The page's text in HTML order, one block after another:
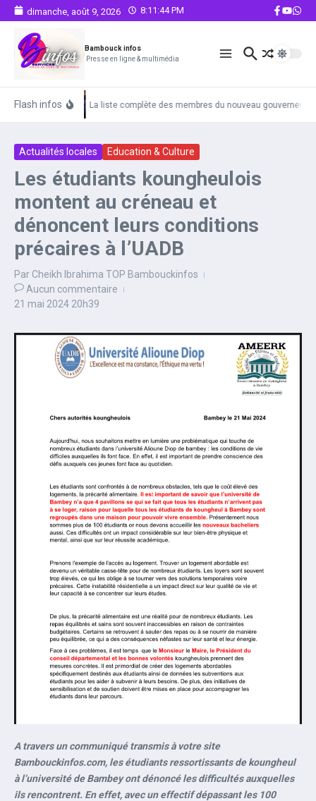
Aller au contenu
dimanche, août 9, 2026 8:11:44 PM
Bambouck infos
Presse en ligne & multimédia
Flash infos La liste complète des membres du nouveau gouvernement
Actualités locales Education & Culture
Les étudiants koungheulois
montent au créneau et
dénoncent leurs conditions
précaires à l’UADB
Par Cheikh Ibrahima TOP Bambouckinfos
Aucun commentaire
21 mai 2024 20h39
A travers un communiqué transmis à votre site
Bambouckinfos.com, les étudiants ressortissants de koungheul
à l’université de Bambey ont dénoncé les difficultés auxquelles
ils rencontrent. En effet, avec un effectif dépassant les 100